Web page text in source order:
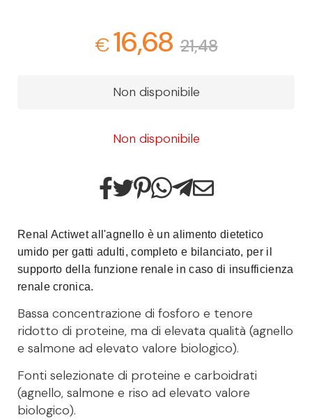
€16,68 21,48
Non disponibile
Non disponibile
Renal Actiwet all'agnello è un alimento dietetico
umido per gatti adulti, completo e bilanciato, per il
supporto della funzione renale in caso di insufficienza
renale cronica.
Bassa concentrazione di fosforo e tenore
ridotto di proteine, ma di elevata qualità (agnello
e salmone ad elevato valore biologico).
Fonti selezionate di proteine e carboidrati
(agnello, salmone e riso ad elevato valore
biologico).